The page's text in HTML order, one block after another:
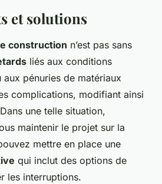
et solutions
construction n’est pas sans
liés aux conditions
pénuries de matériaux
complications, modifiant ainsi
une telle situation,
maintenir le projet sur la
mettre en place une
qui inclut des options de
les interruptions.